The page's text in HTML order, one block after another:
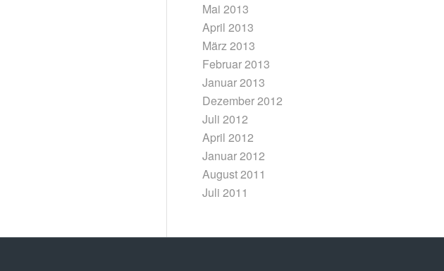
Mai 2013
April 2013
März 2013
Februar 2013
Januar 2013
Dezember 2012
Juli 2012
April 2012
Januar 2012
August 2011
Juli 2011